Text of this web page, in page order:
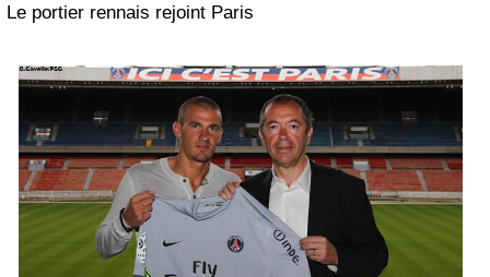
Le portier rennais rejoint Paris